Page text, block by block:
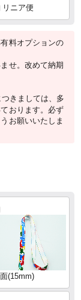
リニア便
料オプションの
せ。改めて納期
きましては、多
おります。必ず
お願いいたしま
(15mm)